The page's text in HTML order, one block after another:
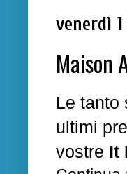
venerdì
Maison
Le tanto
ultimi
vostre It